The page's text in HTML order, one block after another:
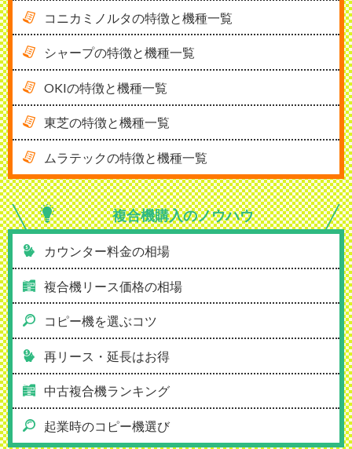
コニカミノルタの特徴と機種一覧
シャープの特徴と機種一覧
OKIの特徴と機種一覧
東芝の特徴と機種一覧
ムラテックの特徴と機種一覧
複合機購入のノウハウ
カウンター料金の相場
複合機リース価格の相場
コピー機を選ぶコツ
再リース・延長はお得
中古複合機ランキング
起業時のコピー機選び